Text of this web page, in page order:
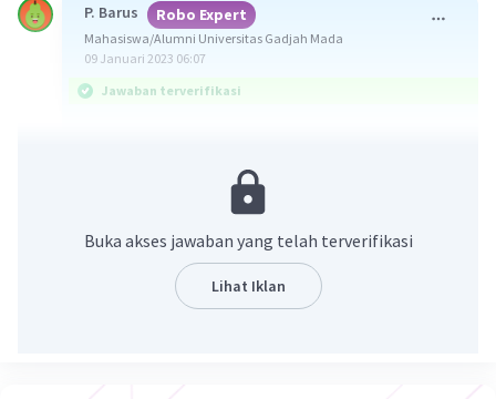
P. Barus Robo Expert
Mahasiswa/Alumni Universitas Gadjah Mada
09 Januari 2023 06:07
Jawaban terverifikasi
pengertian dari ilmu ekonomi adalah suatu ilmu
sistematis yang secara khusus mempelajari
mengalokasikan sumber daya yang sifatnya
terbatas untuk mencapai tujuan-tujuan tertentu.
Menurut J. B. Say Menurut Jean-Baptiste Say,
Buka akses jawaban yang telah terverifikasi
Lihat Iklan